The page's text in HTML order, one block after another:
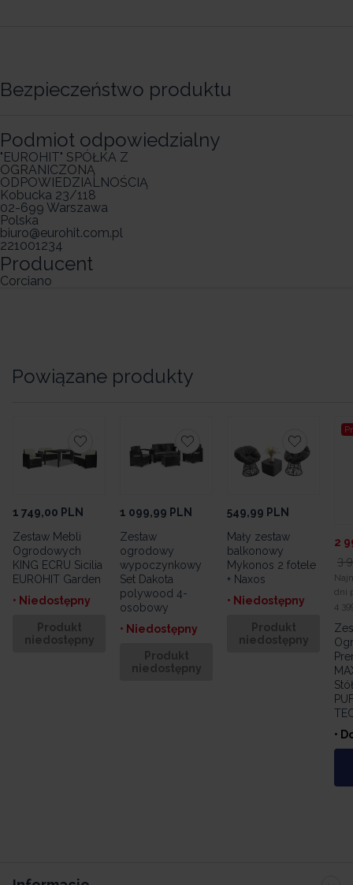
Bezpieczeństwo produktu
Podmiot odpowiedzialny
"EUROHIT" SPÓŁKA Z
OGRANICZONĄ
ODPOWIEDZIALNOŚCIĄ
Kobucka 23/118
02-699 Warszawa
Polska
biuro@eurohit.com.pl
221001234
Producent
Corciano
Powiązane produkty
1 749,00 PLN
Zestaw Mebli
Ogrodowych
KING ECRU Sicilia
EUROHIT Garden
• Niedostępny
Produkt
niedostępny
1 099,99 PLN
Zestaw
ogrodowy
wypoczynkowy
Set Dakota
polywood 4-
osobowy
• Niedostępny
Produkt
niedostępny
549,99 PLN
Mały zestaw
balkonowy
Mykonos 2 fotele
+ Naxos
• Niedostępny
Produkt
niedostępny
dni
4
•